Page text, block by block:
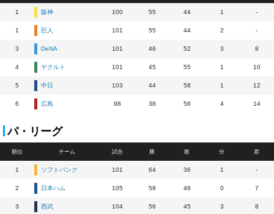
1 阪神 100 55 44 1 -
1 巨人 101 55 44 2 -
3 DeNA 101 46 52 3 8
4 ヤクルト 101 45 55 1 10
5 中日 103 44 58 1 12
6 広島 98 38 56 4 14
パ・リーグ
順位 チーム 試合 勝 敗 分 差
1 ソフトバンク 101 64 36 1 -
2 日本ハム 105 59 46 0 7
3 西武 104 56 45 3 8